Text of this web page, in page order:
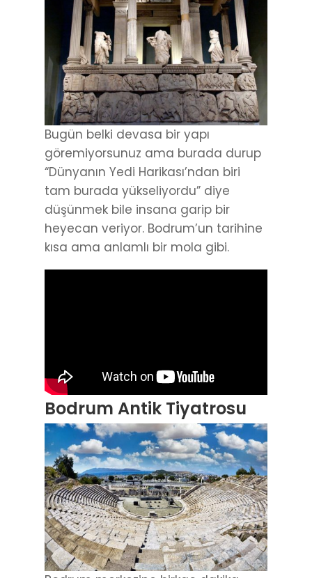
Bugün belki devasa bir yapı
göremiyorsunuz ama burada durup
“Dünyanın Yedi Harikası’ndan biri
tam burada yükseliyordu” diye
düşünmek bile insana garip bir
heyecan veriyor. Bodrum’un tarihine
kısa ama anlamlı bir mola gibi.
Bodrum Antik Tiyatrosu